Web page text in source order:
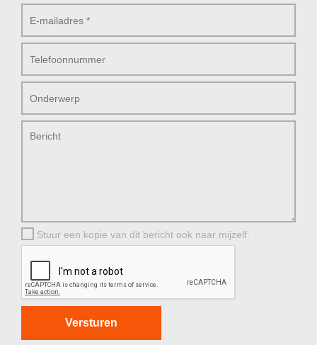
Stuur een kopie van dit bericht ook naar mijzelf.